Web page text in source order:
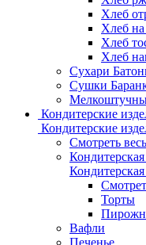
Хлеб
Хлеб
Хлеб
Хлеб
Сухари
Сушки
Кондитерские
Кондитерские
Смотреть
Торты
Вафли
Печенье